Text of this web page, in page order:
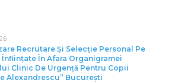
Recrutare Și Selecție Personal Pe
În Afara Organigramei
Clinic De Urgență Pentru Copii
Alexandrescu” Bucureşti